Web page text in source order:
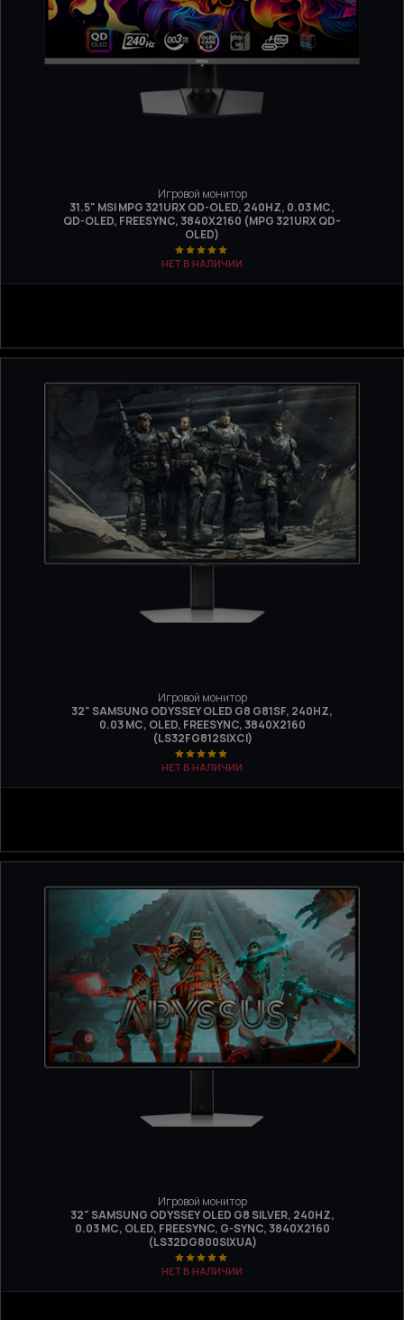
Игровой монитор
31.5" MSI MPG 321URX QD-OLED, 240HZ, 0.03 МС,
QD-OLED, FREESYNC, 3840Х2160 (MPG 321URX QD-
OLED)
НЕТ В НАЛИЧИИ
Игровой монитор
32" SAMSUNG ODYSSEY OLED G8 G81SF, 240HZ,
0.03 МС, OLED, FREESYNC, 3840Х2160
(LS32FG812SIXCI)
НЕТ В НАЛИЧИИ
Игровой монитор
32" SAMSUNG ODYSSEY OLED G8 SILVER, 240HZ,
0.03 МС, OLED, FREESYNC, G-SYNC, 3840Х2160
(LS32DG800SIXUA)
НЕТ В НАЛИЧИИ